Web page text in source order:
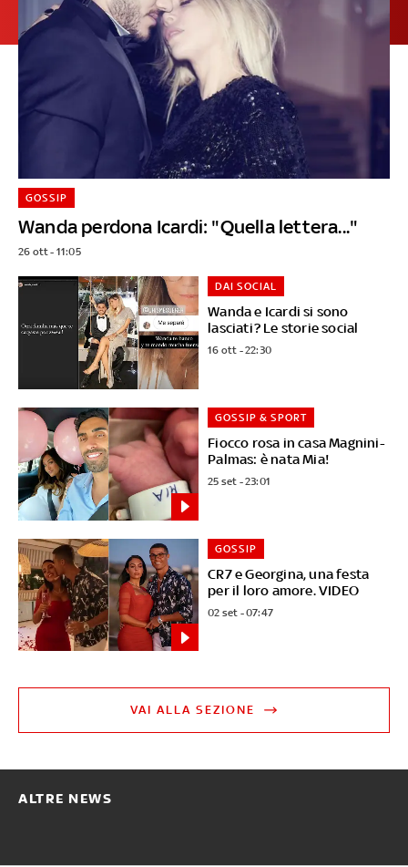
Wanda perdona Icardi: "Quella lettera..."
GOSSIP
26 ott - 11:05
Wanda e Icardi si sono
lasciati? Le storie social
DAI SOCIAL
16 ott - 22:30
Fiocco rosa in casa Magnini-
Palmas: è nata Mia!
GOSSIP & SPORT
25 set - 23:01
CR7 e Georgina, una festa
per il loro amore. VIDEO
GOSSIP
02 set - 07:47
VAI ALLA SEZIONE
ALTRE NEWS